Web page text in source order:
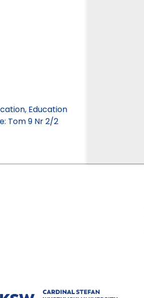
Education
Tom 9 Nr 2/2